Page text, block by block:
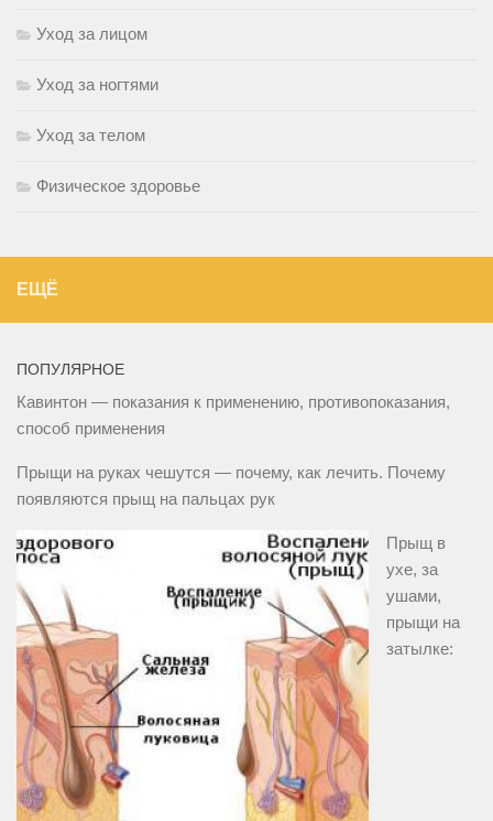
Уход за лицом
Уход за ногтями
Уход за телом
Физическое здоровье
ЕЩЁ
ПОПУЛЯРНОЕ
Кавинтон — показания к применению, противопоказания,
способ применения
Прыщи на руках чешутся — почему, как лечить. Почему
появляются прыщ на пальцах рук
Прыщ в
ухе, за
ушами,
прыщи на
затылке: